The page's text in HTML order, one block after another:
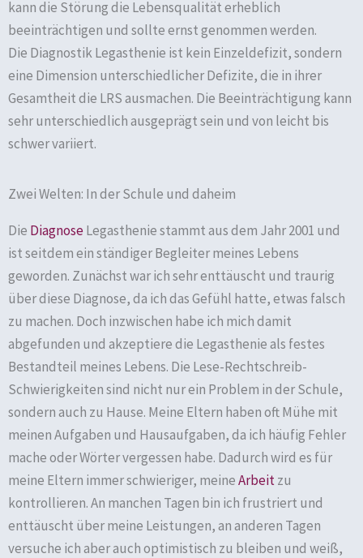
kann die Störung die Lebensqualität erheblich
beeinträchtigen und sollte ernst genommen werden.
Die Diagnostik Legasthenie ist kein Einzeldefizit, sondern
eine Dimension unterschiedlicher Defizite, die in ihrer
Gesamtheit die LRS ausmachen. Die Beeinträchtigung kann
sehr unterschiedlich ausgeprägt sein und von leicht bis
schwer variiert.
Zwei Welten: In der Schule und daheim
Die DiagnoseLegasthenie stammt aus dem Jahr 2001 und
ist seitdem ein ständiger Begleiter meines Lebens
geworden. Zunächst war ich sehr enttäuscht und traurig
über diese Diagnose, da ich das Gefühl hatte, etwas falsch
zu machen. Doch inzwischen habe ich mich damit
abgefunden und akzeptiere die Legasthenie als festes
Bestandteil meines Lebens. Die Lese-Rechtschreib-
Schwierigkeiten sind nicht nur ein Problem in der Schule,
sondern auch zu Hause. Meine Eltern haben oft Mühe mit
meinen Aufgaben und Hausaufgaben, da ich häufig Fehler
mache oder Wörter vergessen habe. Dadurch wird es für
meine Eltern immer schwieriger, meineArbeitzu
kontrollieren. An manchen Tagen bin ich frustriert und
enttäuscht über meine Leistungen, an anderen Tagen
versuche ich aber auch optimistisch zu bleiben und weiß,